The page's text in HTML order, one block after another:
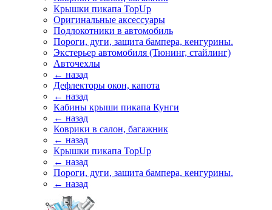
Крышки пикапа TopUp
Оригинальные аксессуары
Подлокотники в автомобиль
Пороги, дуги, защита бампера, кенгурины.
Экстерьер автомобиля (Тюнинг, стайлинг)
Авточехлы
← назад
Дефлекторы окон, капота
← назад
Кабины крыши пикапа Кунги
← назад
Коврики в салон, багажник
← назад
Крышки пикапа TopUp
← назад
Пороги, дуги, защита бампера, кенгурины.
← назад